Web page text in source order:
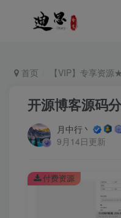
首页 【VIP】专享
开源博客源码
月中行丶
9月14日更新
付费资源